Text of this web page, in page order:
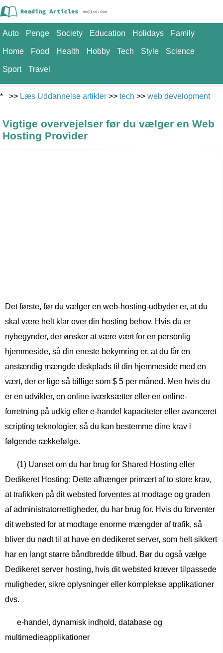
Auto Penge Society Education Holidays Family
Home Food Health Hobby Tech Style Science
Sport Travel
* >> Læs Uddannelse artikler >> tech >> web development
Vigtige overvejelser før du vælger en Web
Hosting Provider
Det første, før du vælger en web-hosting-udbyder er, at du
skal være helt klar over din hosting behov. Hvis du er
nybegynder, der ønsker at være vært for en personlig
hjemmeside, så din eneste bekymring er, at du får en
anstændig mængde diskplads til din hjemmeside med en
vært, der er lige så billige som $ 5 per måned. Men hvis du
er en udvikler, en online iværksætter eller en online-
forretning på udkig efter e-handel kapaciteter eller avanceret
scripting teknologier, så du kan bestemme dine krav i
følgende rækkefølge.
(1) Uanset om du har brug for Shared Hosting eller
Dedikeret Hosting: Dette afhænger primært af to store krav,
at trafikken på dit websted forventes at modtage og graden
af ​​administratorrettigheder, du har brug for. Hvis du forventer
dit websted for at modtage enorme mængder af trafik, så
bliver du nødt til at have en dedikeret server, som helt sikkert
har en langt større båndbredde tilbud. Bør du også vælge
Dedikeret server hosting, hvis dit websted kræver tilpassede
muligheder, sikre oplysninger eller komplekse applikationer
dvs.
e-handel, dynamisk indhold, database og
multimedieapplikationer